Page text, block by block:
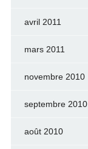
avril 2011
mars 2011
novembre 2010
septembre 2010
août 2010